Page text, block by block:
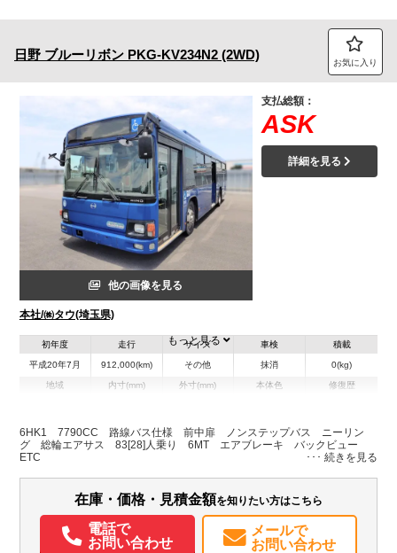
日野 ブルーリボン PKG-KV234N2 (2WD) お気に入り
他の画像を見る
本社/㈱タウ(埼玉県)
支払総額：
ASK
詳細を見る
初年度
平成20年7月
走行
912,000(km)
サイズ
その他
車検
抹消
積載
0(kg)
地域 内寸(mm) 外寸(mm)
H:2,980
本体色 修復歴
もっと見る
6HK1 7790CC 路線バス仕様 前中扉 ノンステップバス ニーリン
グ 総輪エアサス 83[28]人乗り 6MT エアブレーキ バックビュー
ETC
在庫・価格・見積金額を知りたい方はこちら
電話で
お問い合わせ
メールで
お問い合わせ